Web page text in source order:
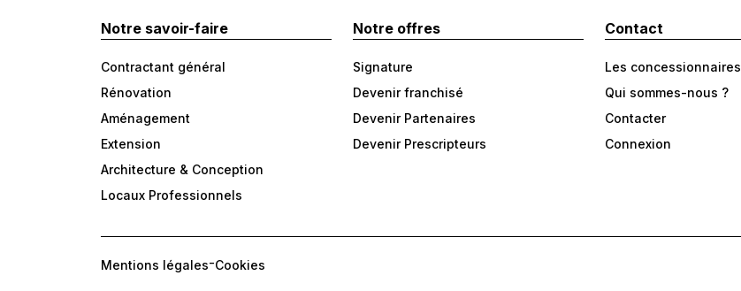
Notre savoir-faire
Contractant général
Rénovation
Aménagement
Extension
Architecture & Conception
Locaux Professionnels
Notre offres
Signature
Devenir franchisé
Devenir Partenaires
Devenir Prescripteurs
Contact
Les concessionnaires
Qui sommes-nous ?
Contacter
Connexion
Mentions légales-Cookies